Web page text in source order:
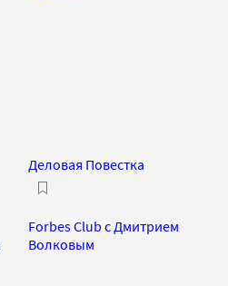
Деловая Повестка
Forbes Club с Дмитрием
Волковым